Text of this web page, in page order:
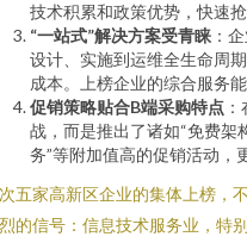
技术积累和政策优势，快速抢
“一站式”解决方案受青睐 ：
设计、实施到运维全生命周
成本。上榜企业的综合服务
促销策略贴合B端采购特点
战，而是推出了诸如“免费架
务”等附加值高的促销活动，
五家高新区企业的集体上榜，
的信号：信息技术服务业，特